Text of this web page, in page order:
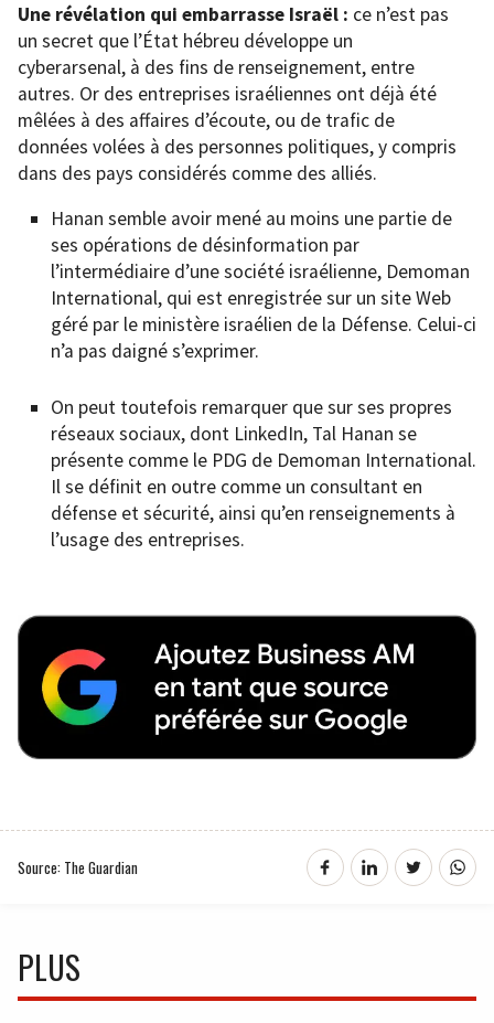
Une révélation qui embarrasse Israël : ce n’est pas
un secret que l’État hébreu développe un
cyberarsenal, à des fins de renseignement, entre
autres. Or des entreprises israéliennes ont déjà été
mêlées à des affaires d’écoute, ou de trafic de
données volées à des personnes politiques, y compris
dans des pays considérés comme des alliés.
Hanan semble avoir mené au moins une partie de
ses opérations de désinformation par
l’intermédiaire d’une société israélienne, Demoman
International, qui est enregistrée sur un site Web
géré par le ministère israélien de la Défense. Celui-ci
n’a pas daigné s’exprimer.
On peut toutefois remarquer que sur ses propres
réseaux sociaux, dont LinkedIn, Tal Hanan se
présente comme le PDG de Demoman International.
Il se définit en outre comme un consultant en
défense et sécurité, ainsi qu’en renseignements à
l’usage des entreprises.
Source: The Guardian
PLUS